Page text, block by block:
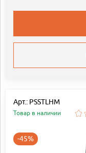
Арт.: PSSTLHM
Товар в наличии
-45%